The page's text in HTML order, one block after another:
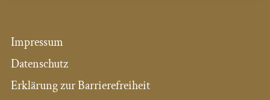
Impressum
Datenschutz
Erklärung zur Barrierefreiheit